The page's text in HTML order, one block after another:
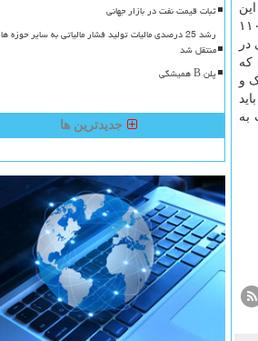
قبل به این
طرح اختصاص یافته است. برنامه توانمند سازی دارای ۷ پروژه و پایداری ۳ پروژه می باشد. بگفته زارع قنات نوی، فاز اول این طرح که ۱۱۰
در
که
و
نسبت به
ثبات قیمت نفت در بازار جهانی
رشد 25 درصدی مالیات تولید فشار مالیاتی به سایر حوزه ها
منتقل شد
پلن B همیشگی
جدیدترین ها